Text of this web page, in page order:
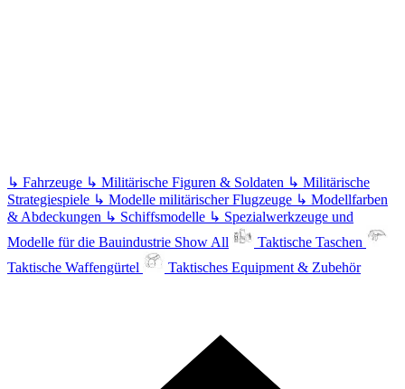
↳ Fahrzeuge ↳ Militärische Figuren & Soldaten ↳ Militärische
Strategiespiele ↳ Modelle militärischer Flugzeuge ↳ Modellfarben
& Abdeckungen ↳ Schiffsmodelle ↳ Spezialwerkzeuge und
Modelle für die Bauindustrie Show All
Taktische Taschen
Taktische Waffengürtel
Taktisches Equipment & Zubehör